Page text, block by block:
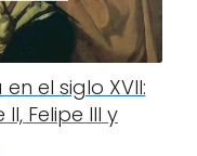
el siglo XVII:
Felipe III y